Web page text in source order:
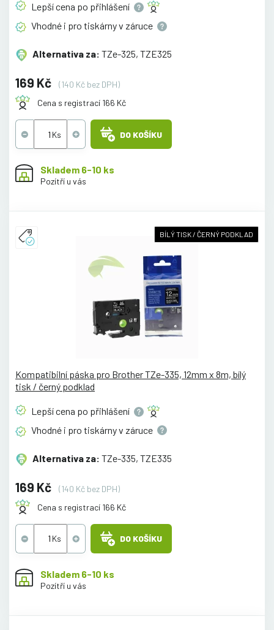
Lepší cena po přihlášení
Vhodné i pro tiskárny v záruce
Alternativa za: TZe-325, TZE325
169 Kč
(140 Kč bez DPH)
Cena s registrací 166 Kč
DO KOŠÍKU
Skladem 6-10 ks
Pozítří u vás
BÍLÝ TISK / ČERNÝ PODKLAD
Kompatibilní páska pro Brother TZe-335, 12mm x 8m, bílý
tisk / černý podklad
Lepší cena po přihlášení
Vhodné i pro tiskárny v záruce
Alternativa za: TZe-335, TZE335
169 Kč
(140 Kč bez DPH)
Cena s registrací 166 Kč
DO KOŠÍKU
Skladem 6-10 ks
Pozítří u vás